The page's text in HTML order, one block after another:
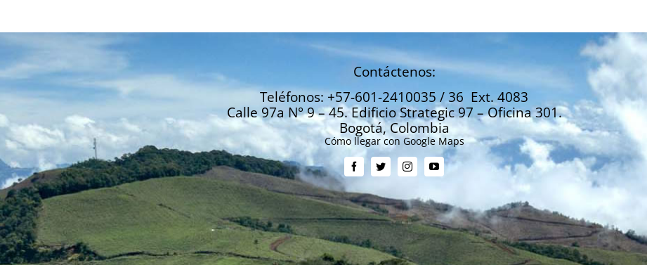
Contáctenos:
Teléfonos: +57-601-2410035 / 36 Ext. 4083
Calle 97a N° 9 – 45. Edificio Strategic 97 – Oficina 301.
Bogotá, Colombia
Cómo llegar con Google Maps